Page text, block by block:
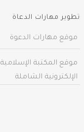
تطوير مهارات الدعاة
موقع مهارات الدعوة
موقع المكتبة الإسلامية
الإلكترونية الشاملة